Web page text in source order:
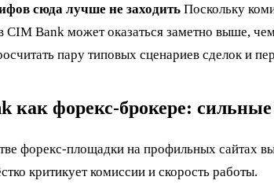
сюда лучше не заходить Поскольку
CIM Bank может оказаться заметно выше,
пару типовых сценариев сделок и
форекс-брокере:
форекс-площадки на профильных сайтах
критикует комиссии и скорость работы.